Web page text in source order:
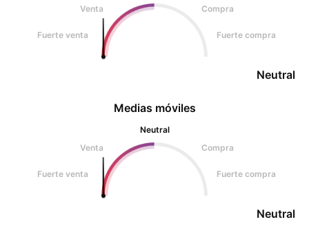
Venta
Compra
Fuerte venta Fuerte compra
Neutral
Medias móviles
Neutral
Venta
Compra
Fuerte venta Fuerte compra
Neutral